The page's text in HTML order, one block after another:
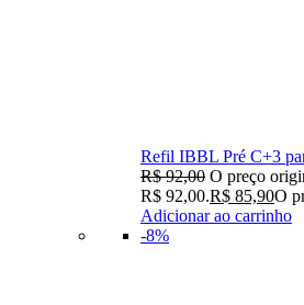
Refil IBBL Pré C+3
R$92,00 O preço
R$ 92,00.R$ 85,90O
Adicionar ao carrinho
-8%